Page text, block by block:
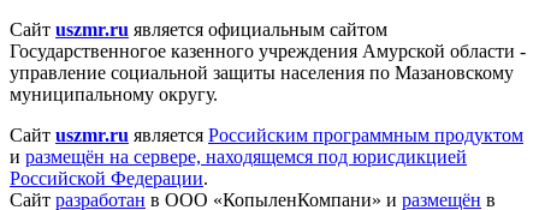
Сайт uszmr.ru является официальным сайтом
Государственногое казенного учреждения Амурской области -
управление социальной защиты населения по Мазановскому
муниципальному округу.
Сайт uszmr.ru является Российским программным продуктом
и размещён на сервере, находящемся под юрисдикцией
Российской Федерации.
Сайт разработан в ООО «КопыленКомпани» и размещён в